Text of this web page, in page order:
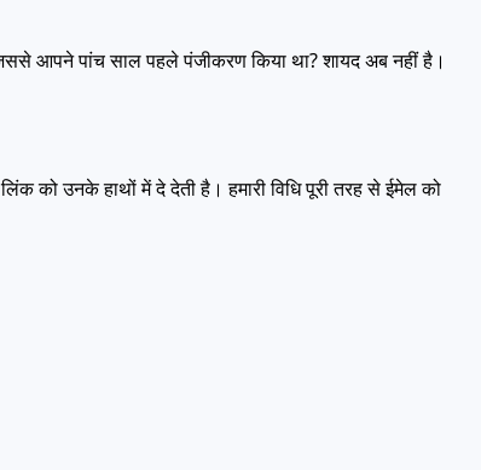
आपने पांच साल पहले पंजीकरण किया था? शायद अब नहीं है।
उनके हाथों में दे देती है। हमारी विधि पूरी तरह से ईमेल को